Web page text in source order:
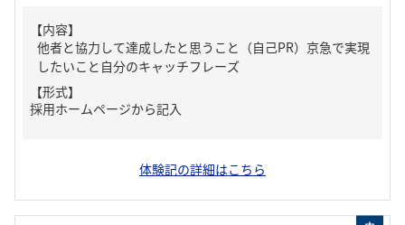
【内容】
他者と協力して達成したと思うこと（自己PR）京急で実現
したいこと自分のキャッチフレーズ
【形式】
採用ホームページから記入
体験記の詳細はこちら